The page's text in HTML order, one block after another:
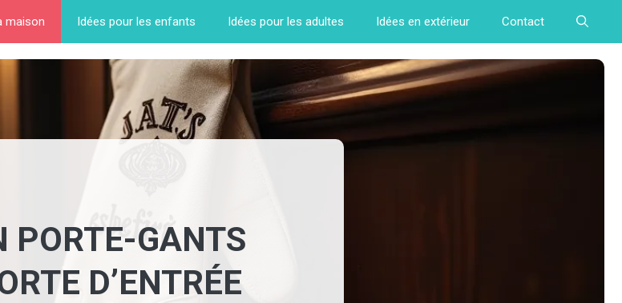
maison Idées pour les enfants Idées pour les adultes Idées en extérieur Contact
PORTE-GANTS
D’ENTRÉE